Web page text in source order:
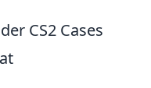
CS2 Cases